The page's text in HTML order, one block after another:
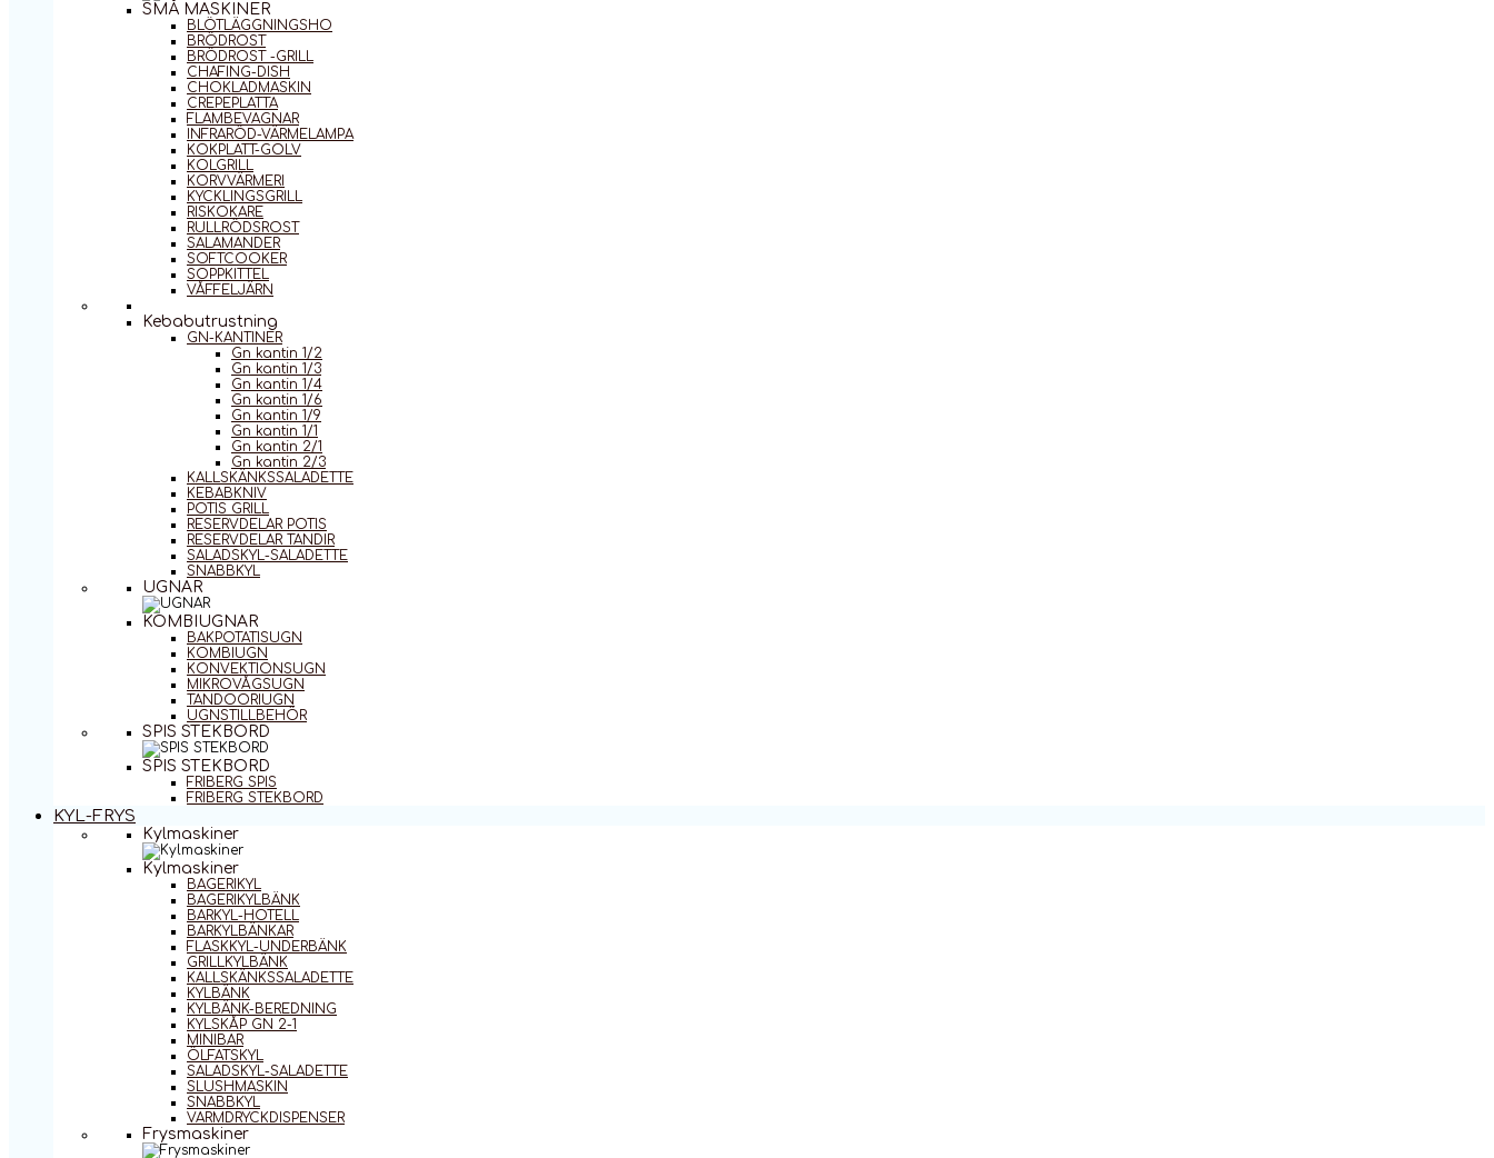
SMÅ MASKINER
BLÖTLÄGGNINGSHO
BRÖDROST
BRÖDROST -GRILL
CHAFING-DISH
CHOKLADMASKIN
CREPEPLATTA
FLAMBEVAGNAR
INFRARÖD-VÄRMELAMPA
KOKPLATT-GOLV
KOLGRILL
KORVVÄRMERI
KYCKLINGSGRILL
RISKOKARE
RULLRÖDSROST
SALAMANDER
SOFTCOOKER
SOPPKITTEL
VÅFFELJÄRN
Kebabutrustning
GN-KANTINER
Gn kantin 1/2
Gn kantin 1/3
Gn kantin 1/4
Gn kantin 1/6
Gn kantin 1/9
Gn kantin 1/1
Gn kantin 2/1
Gn kantin 2/3
KALLSKÄNKSSALADETTE
KEBABKNIV
POTIS GRILL
RESERVDELAR POTIS
RESERVDELAR TANDIR
SALADSKYL-SALADETTE
SNABBKYL
UGNAR
KOMBIUGNAR
BAKPOTATISUGN
KOMBIUGN
KONVEKTIONSUGN
MIKROVÅGSUGN
TANDOORIUGN
UGNSTILLBEHÖR
SPIS STEKBORD
SPIS STEKBORD
FRIBERG SPIS
FRIBERG STEKBORD
KYL-FRYS
Kylmaskiner
Kylmaskiner
BAGERIKYL
BAGERIKYLBÄNK
BARKYL-HOTELL
BARKYLBÄNKAR
FLASKKYL-UNDERBÄNK
GRILLKYLBÄNK
KALLSKÄNKSSALADETTE
KYLBÄNK
KYLBÄNK-BEREDNING
KYLSKÅP GN 2-1
MINIBAR
ÖLFATSKYL
SALADSKYL-SALADETTE
SLUSHMASKIN
SNABBKYL
VARMDRYCKDISPENSER
Frysmaskiner